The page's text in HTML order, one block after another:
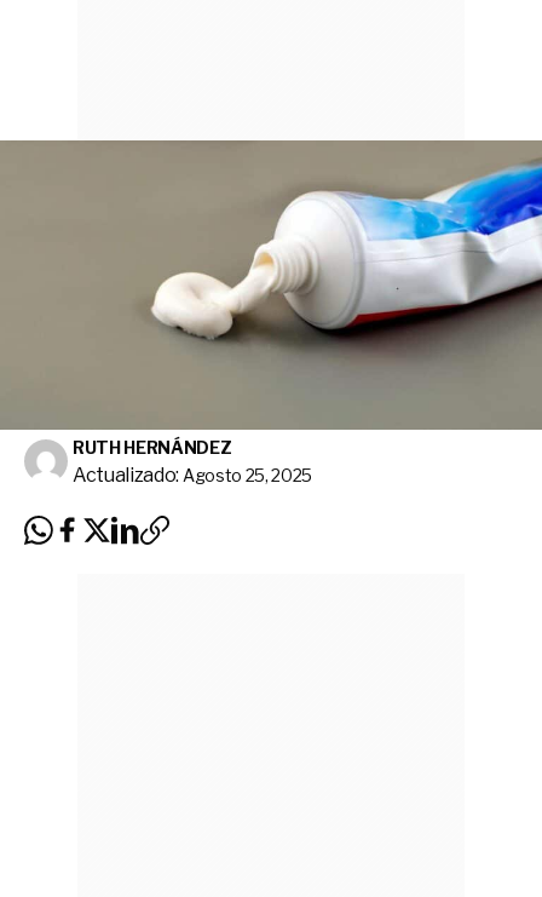
RUTH HERNÁNDEZ
Actualizado: Agosto 25, 2025